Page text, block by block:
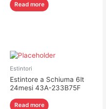
Read more
Estintori
Estintore a Schiuma 6lt
24mesi 43A-233B75F
Read more